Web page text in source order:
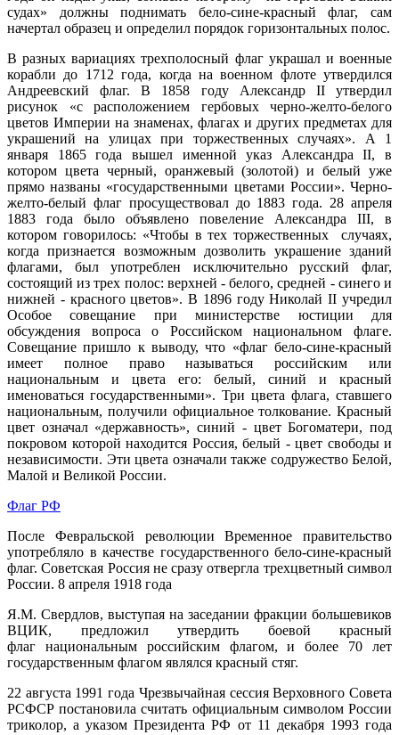
судах» должны поднимать бело-сине-красный флаг, сам
начертал образец и определил порядок горизонтальных полос.
В разных вариациях трехполосный флаг украшал и военные
корабли до 1712 года, когда на военном флоте утвердился
Андреевский флаг. В 1858 году Александр II утвердил
рисунок «с расположением гербовых черно-желто-белого
цветов Империи на знаменах, флагах и других предметах для
украшений на улицах при торжественных случаях». А 1
января 1865 года вышел именной указ Александра II, в
котором цвета черный, оранжевый (золотой) и белый уже
прямо названы «государственными цветами России». Черно-
желто-белый флаг просуществовал до 1883 года. 28 апреля
1883 года было объявлено повеление Александра III, в
котором говорилось: «Чтобы в тех торжественных случаях,
когда признается возможным дозволить украшение зданий
флагами, был употреблен исключительно русский флаг,
состоящий из трех полос: верхней - белого, средней - синего и
нижней - красного цветов». В 1896 году Николай II учредил
Особое совещание при министерстве юстиции для
обсуждения вопроса о Российском национальном флаге.
Совещание пришло к выводу, что «флаг бело-сине-красный
имеет полное право называться российским или
национальным и цвета его: белый, синий и красный
именоваться государственными». Три цвета флага, ставшего
национальным, получили официальное толкование. Красный
цвет означал «державность», синий - цвет Богоматери, под
покровом которой находится Россия, белый - цвет свободы и
независимости. Эти цвета означали также содружество Белой,
Малой и Великой России.
Флаг РФ
После Февральской революции Временное правительство
употребляло в качестве государственного бело-сине-красный
флаг. Советская Россия не сразу отвергла трехцветный символ
России. 8 апреля 1918 года
Я.М. Свердлов, выступая на заседании фракции большевиков
ВЦИК, предложил утвердить боевой красный
флаг национальным российским флагом, и более 70 лет
государственным флагом являлся красный стяг.
22 августа 1991 года Чрезвычайная сессия Верховного Совета
РСФСР постановила считать официальным символом России
триколор, а указом Президента РФ от 11 декабря 1993 года